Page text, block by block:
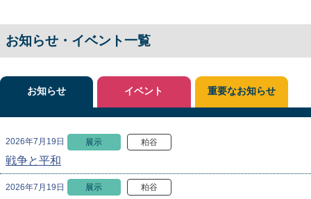
お知らせ・イベント一覧
お知らせ
2026年7月19日 展示 粕谷
戦争と平和
2026年7月19日 展示 粕谷
イベント 重要なお知らせ